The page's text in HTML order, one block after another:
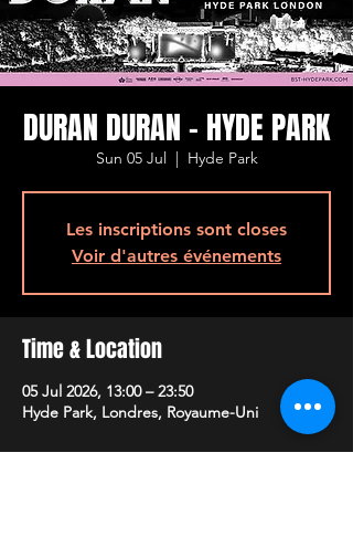
DURAN DURAN - HYDE PARK
Sun 05 Jul
  |
Hyde Park
Les inscriptions sont closes
Voir d'autres événements
Time & Location
05 Jul 2026, 13:00 – 23:50
Hyde Park, Londres, Royaume-Uni